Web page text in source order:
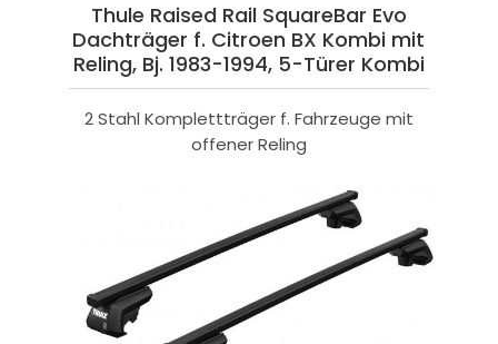
Thule Raised Rail SquareBar Evo
Dachträger f. Citroen BX Kombi mit
Reling, Bj. 1983-1994, 5-Türer Kombi
2 Stahl Komplettträger f. Fahrzeuge mit
offener Reling